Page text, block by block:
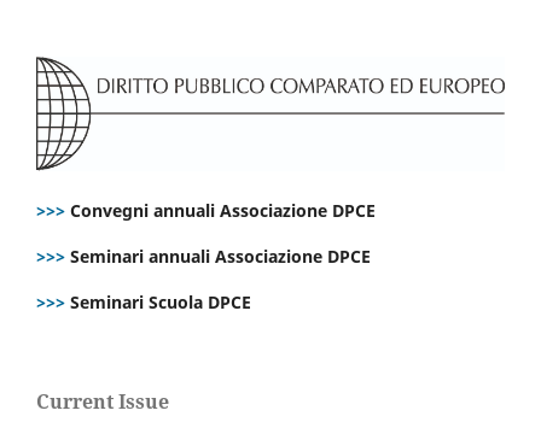
>>> Convegni annuali Associazione DPCE
>>> Seminari annuali Associazione DPCE
>>> Seminari Scuola DPCE
Current Issue